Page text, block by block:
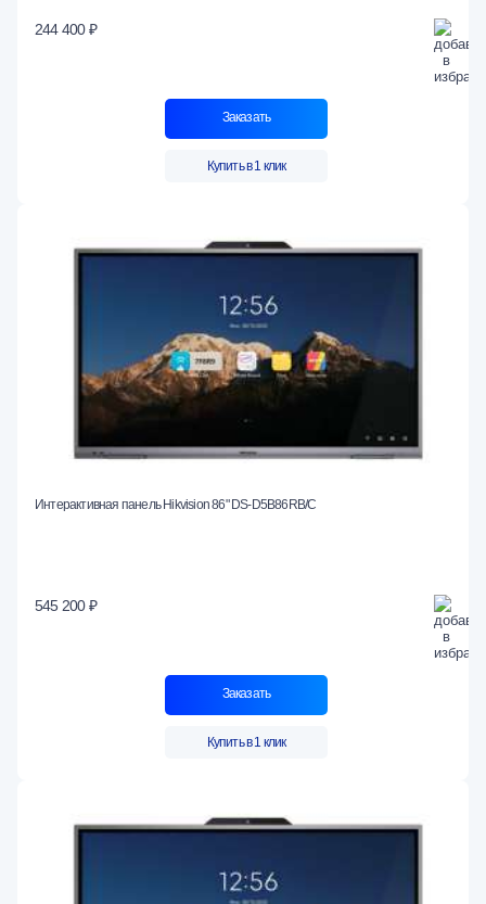
244 400 ₽
Заказать
Купить в 1 клик
Интерактивная панель Hikvision 86" DS-D5B86RB/C
545 200 ₽
Заказать
Купить в 1 клик